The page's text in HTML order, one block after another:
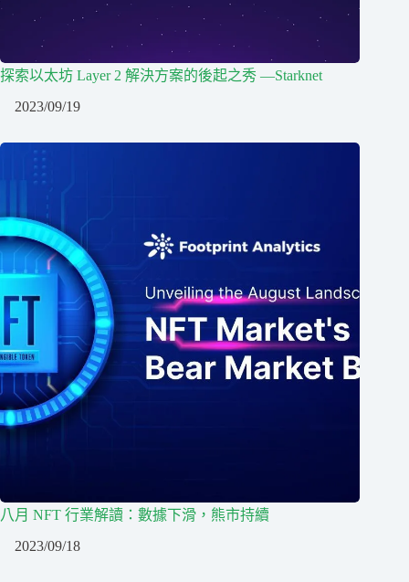
探索以太坊 Layer 2 解決方案的後起之秀 —Starknet
2023/09/19
八月 NFT 行業解讀：數據下滑，熊市持續
2023/09/18